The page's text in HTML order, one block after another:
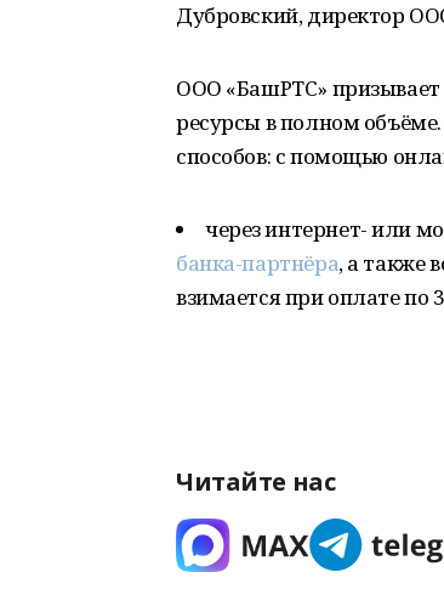
Дубровский, директор
ООО «БашРТС»
ресурсы в полном
способов: с помощью
через интернет- или
банка-партнёра, а также
взимается при оплате по
Читайте нас